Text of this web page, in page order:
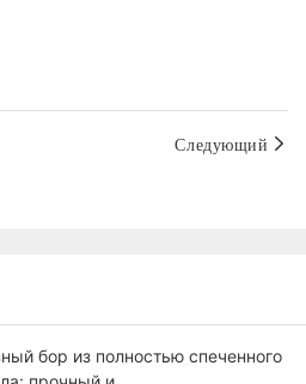
Следующий
бор из полностью спеченного